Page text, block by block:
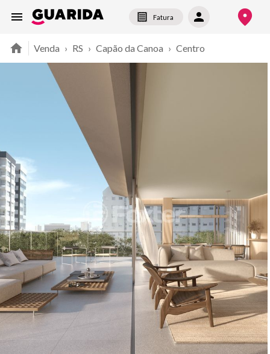
Fatura
Venda › RS › Capão da Canoa › Centro